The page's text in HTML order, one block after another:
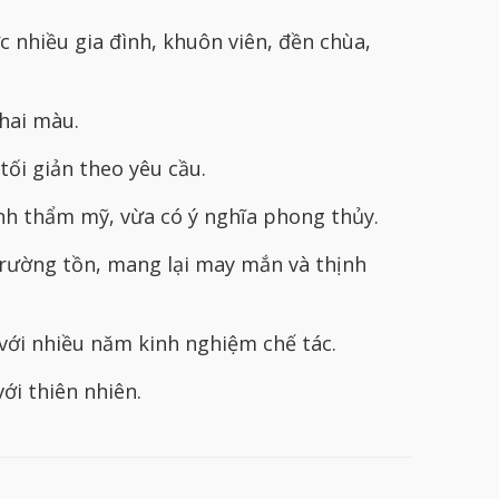
gia đình, khuôn viên, đền chùa,
màu.
giản theo yêu cầu.
thẩm mỹ, vừa có ý nghĩa phong thủy.
tồn, mang lại may mắn và thịnh
nhiều năm kinh nghiệm chế tác.
thiên nhiên.